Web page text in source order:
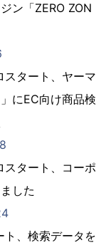
ン「ZERO ZON
スタート、ヤーマ
にEC向け商品検
スタート、コーポ
した
ト、検索データを